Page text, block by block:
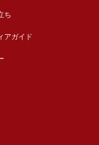
ち
アガイド